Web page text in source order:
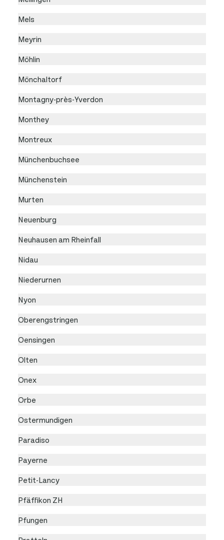
Mels
Meyrin
Möhlin
Mönchaltorf
Montagny-près-Yverdon
Monthey
Montreux
Münchenbuchsee
Münchenstein
Murten
Neuenburg
Neuhausen am Rheinfall
Nidau
Niederurnen
Nyon
Oberengstringen
Oensingen
Olten
Onex
Orbe
Ostermundigen
Paradiso
Payerne
Petit-Lancy
Pfäffikon ZH
Pfungen